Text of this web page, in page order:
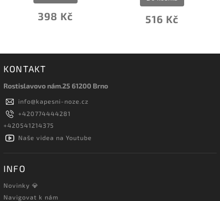
398 Kč 516 Kč
KONTAKT
Rostislavovo nám.25 61200 Brno
info@kapesni-noze.cz
+420774444281
+420541214375
Naše videa na Youtube
INFO
Novinky 💎
Navigovat k nám